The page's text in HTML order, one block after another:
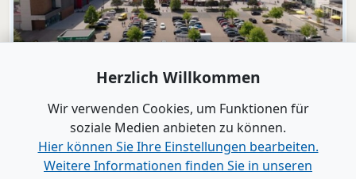
dodenhof
dodenhof als Arbeitgeber in Kaltenkirchen
Alle Videos anzeigen
Herzlich Willkommen
Wir verwenden Cookies, um Funktionen für
soziale Medien anbieten zu können.
Hier können Sie Ihre Einstellungen bearbeiten.
Weitere Informationen finden Sie in unseren